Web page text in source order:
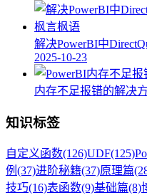
解决PowerBI中
2025-10-23
内存不足报错的解决
知识标签
自定义函数(126)UDF(125)
例 (37)进阶秘籍(37)原理篇
技巧(16)表函数(9)基础篇(8)